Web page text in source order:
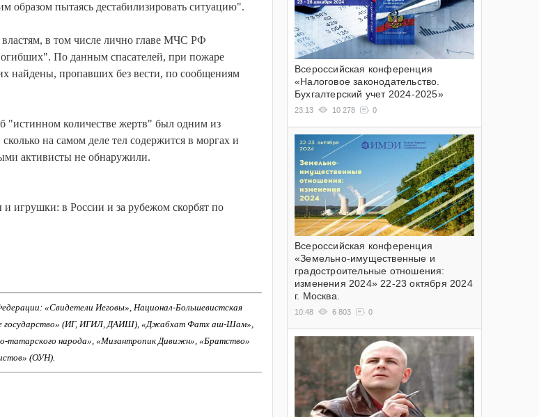
образом пытаясь дестабилизировать ситуацию".
в том числе лично главе МЧС РФ
По данным спасателей, при пожаре
найдены, пропавших без вести, по сообщениям
"истинном количестве жертв" был одним из
на самом деле тел содержится в моргах и
активисты не обнаружили.
игрушки: в России и за рубежом скорбят по
«Свидетели Иеговы», Национал-Большевистская
государство» (ИГ, ИГИЛ, ДАИШ), «Джабхат Фатх аш-Шам»,
народа», «Мизантропик Дивижн», «Братство»
(ОУН).
Всероссийская конференция
«Налоговое законодательство.
Бухгалтерский учет 2024-2025»
23:13 10 278 0
Всероссийская конференция
«Земельно-имущественные и
градостроительные отношения:
изменения 2024» 22-23 октября 2024
г. Москва.
10:48 6 803 0